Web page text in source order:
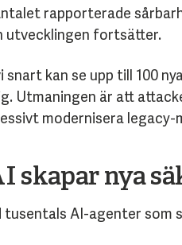
rapporterade
utvecklingen fortsätter.
kan se upp till 100
Utmaningen är att
modernisera
skapar nya
AI-agenter som